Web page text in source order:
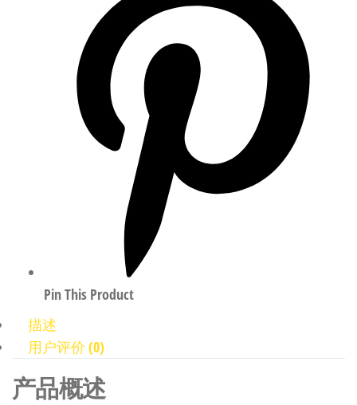
Pin This Product
描述
用户评价 (0)
产品概述